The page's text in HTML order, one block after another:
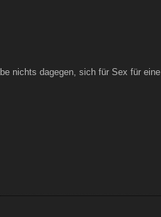
nichts dagegen, sich für Sex für